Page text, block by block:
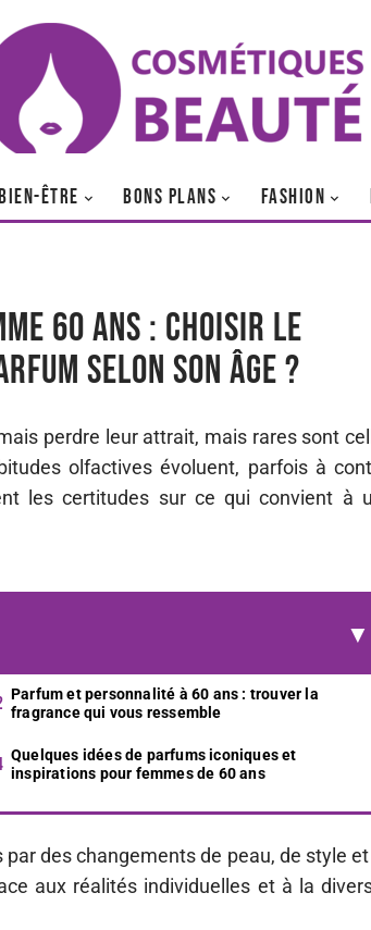
ÊTRE BONS PLANS FASHION
60 ans : choisir le
selon son âge ?
perdre leur attrait, mais rares sont
olfactives évoluent, parfois à
les certitudes sur ce qui convient à
Parfum et personnalité à 60 ans : trouver la
fragrance qui vous ressemble
Quelques idées de parfums iconiques et
inspirations pour femmes de 60 ans
des changements de peau, de style
aux réalités individuelles et à la